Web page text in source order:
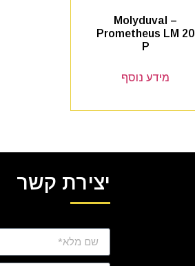
Molyduval –
Prometheus LM 20
P
מידע נוסף
יצירת קשר